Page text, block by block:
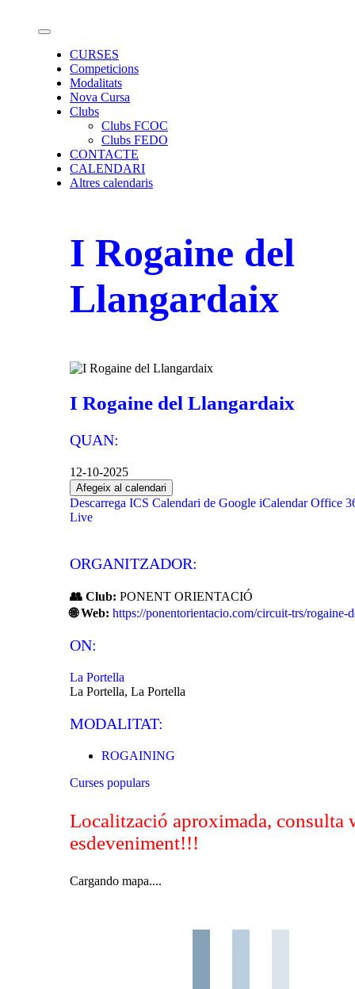
CURSES
Competicions
Modalitats
Nova Cursa
Clubs
Clubs FCOC
Clubs FEDO
CONTACTE
CALENDARI
Altres calendaris
I Rogaine del
Llangardaix
I Rogaine del Llangardaix
QUAN:
12-10-2025
Afegeix al calendari
Descarrega ICS Calendari de Google iCalendar Office
Live
ORGANITZADOR:
👥 Club: PONENT ORIENTACIÓ
🌐 Web: https://ponentorientacio.com/circuit-trs/rogaine-
ON:
La Portella
La Portella, La Portella
MODALITAT:
ROGAINING
Curses populars
Localització aproximada, consulta
esdeveniment!!!
Cargando mapa....